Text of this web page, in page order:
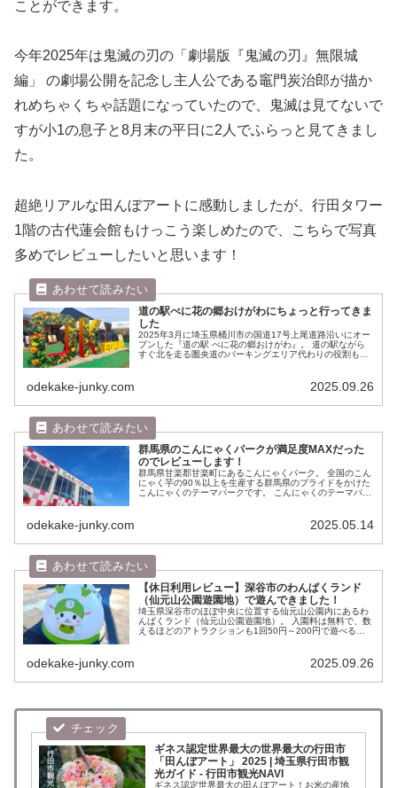
ことができます。
今年2025年は鬼滅の刃の「劇場版『鬼滅の刃』無限城
編」 の劇場公開を記念し主人公である竈門炭治郎が描か
れめちゃくちゃ話題になっていたので、鬼滅は見てないで
すが小1の息子と8月末の平日に2人でふらっと見てきまし
た。
超絶リアルな田んぼアートに感動しましたが、行田タワー
1階の古代蓮会館もけっこう楽しめたので、こちらで写真
多めでレビューしたいと思います！
道の駅べに花の郷おけがわにちょっと行ってきま
した
2025年3月に埼玉県桶川市の国道17号上尾道路沿いにオー
プンした『道の駅 べに花の郷おけがわ』。 道の駅ながら
すぐ北を走る圏央道のパーキングエリア代わりの役割も果
odekake-junky.com 2025.09.26
群馬県のこんにゃくパークが満足度MAXだった
のでレビューします！
群馬県甘楽郡甘楽町にあるこんにゃくパーク。 全国のこん
にゃく芋の90％以上を生産する群馬県のプライドをかけた
こんにゃくのテーマパークです。 こんにゃくのテーマパー
odekake-junky.com 2025.05.14
【休日利用レビュー】深谷市のわんぱくランド
（仙元山公園遊園地）で遊んできました！
埼玉県深谷市のほぼ中央に位置する仙元山公園内にあるわ
んぱくランド（仙元山公園遊園地）。 入園料は無料で、数
えるほどのアトラクションも1回50円～200円で遊べると
odekake-junky.com 2025.09.26
ギネス認定世界最大の世界最大の行田市
「田んぼアート」 2025 | 埼玉県行田市観
光ガイド - 行田市観光NAVI
ギネス認定世界最大の田んぼアート！お米の産地